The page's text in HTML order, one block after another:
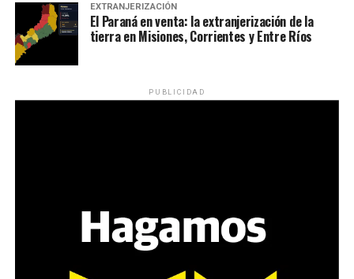
EXTRANJERIZACIÓN
El Paraná en venta: la extranjerización de la
tierra en Misiones, Corrientes y Entre Ríos
PUBLICIDAD